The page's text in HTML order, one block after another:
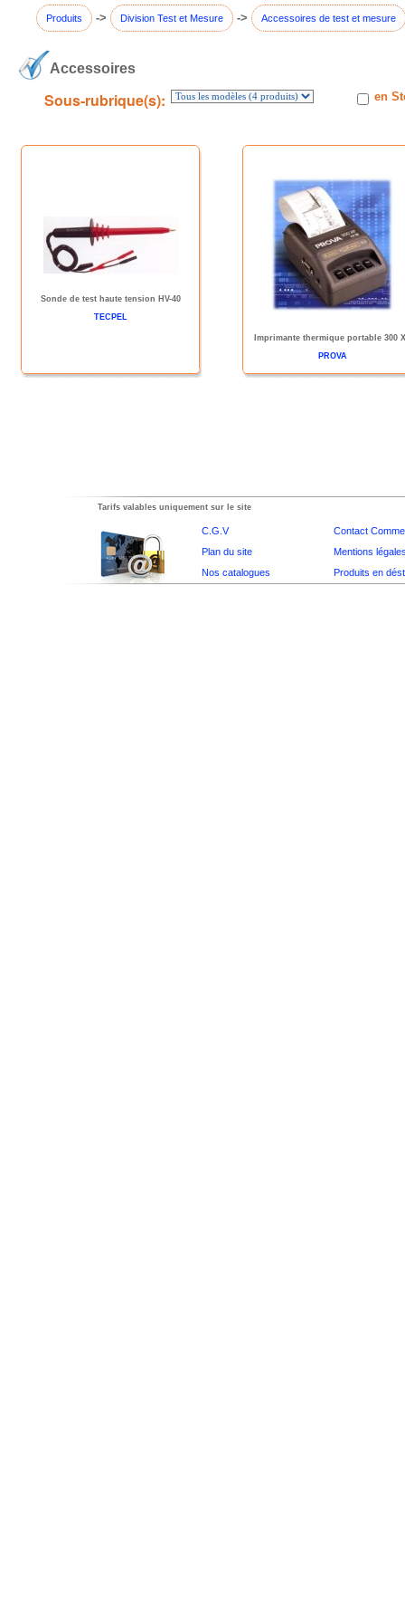
Produits -> Division Test et Mesure -> Accessoires de test et mesure
Accessoires
Sous-rubrique(s): en
Sonde de test haute tension HV-40
TECPEL
Imprimante thermique portable 300
PROVA
Tarifs valables uniquement sur le site
C.G.V
Contact
Plan du site
Mentions
Nos catalogues
Produits en